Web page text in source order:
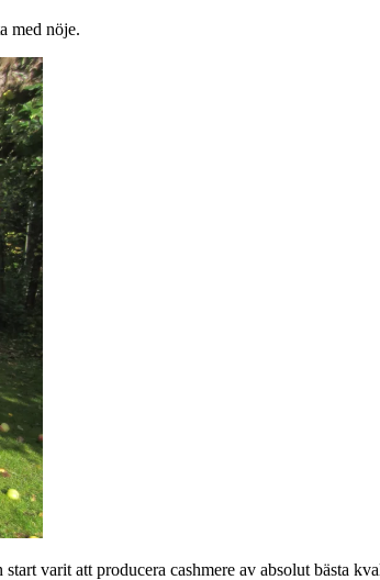
med nöje.
varit att producera cashmere av absolut bästa